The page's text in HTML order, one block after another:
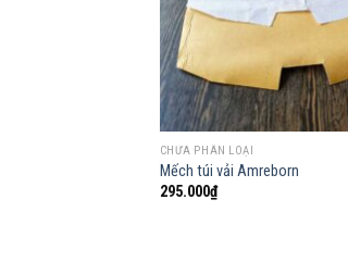
CHƯA PHÂN LOẠI
Mếch túi vải Amreborn
295.000₫